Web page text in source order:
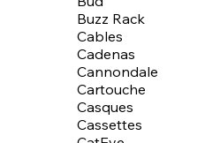
Buzz Rack
Cables
Cadenas
Cannondale
Cartouche
Casques
Cassettes